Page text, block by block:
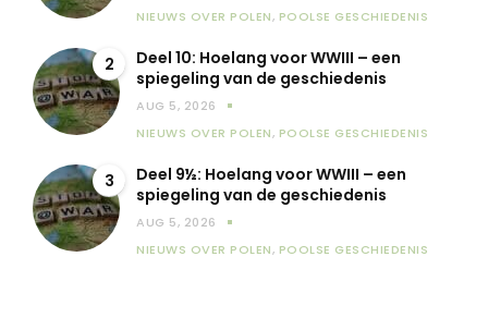
NIEUWS OVER POLEN, POOLSE GESCHIEDENIS
2
Deel 10: Hoelang voor WWIII – een
spiegeling van de geschiedenis
AUG 5, 2026
NIEUWS OVER POLEN, POOLSE GESCHIEDENIS
3
Deel 9½: Hoelang voor WWIII – een
spiegeling van de geschiedenis
AUG 5, 2026
NIEUWS OVER POLEN, POOLSE GESCHIEDENIS